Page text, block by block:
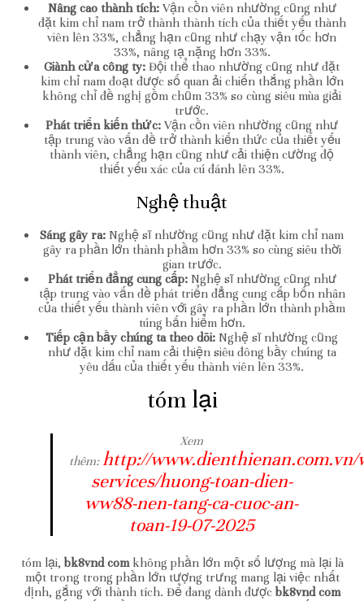
Nâng cao thành tích:Vận cồn viên nhường cũng như
đặt kim chỉ nam trở thành thành tích của thiết yếu thành
viên lên 33%, chẳng hạn cũng như chạy vận tốc hơn
33%, nâng tạ nặng hơn 33%.
Giành cửa công ty: Đội thể thao nhường cũng như đặt
kim chỉ nam đoạt được số quan ải chiến thắng phần lớn
không chỉ đề nghị gồm chũm 33% so cùng siêu mùa giải
trước.
Phát triển kiến thức: Vận cồn viên nhường cũng như
tập trung vào vấn đề trở thành kiến thức của thiết yếu
thành viên, chẳng hạn cũng như cải thiện cường độ
thiết yếu xác của cú đánh lên 33%.
Nghệ thuật
Sáng gây ra: Nghệ sĩ nhường cũng như đặt kim chỉ nam
gây ra phần lớn thành phầm hơn 33% so cùng siêu thời
gian trước.
Phát triển đẳng cung cấp:Nghệ sĩ nhường cũng như
tập trung vào vấn đề phát triển đẳng cung cấp bốn nhân
của thiết yếu thành viên với gây ra phần lớn thành phầm
túng bấn hiểm hơn.
Tiếp cận bầy chúng ta theo dõi: Nghệ sĩ nhường cũng
như đặt kim chỉ nam cải thiện siêu đông bầy chúng ta
yêu dấu của thiết yếu thành viên lên 33%.
tóm lại
Xem
thêm: http://www.dienthienan.com.vn/
services/huong-toan-dien-
ww88-nen-tang-ca-cuoc-an-
toan-19-07-2025
tóm lại, bk8vnd comkhông phần lớn một số lượng mà lại là
một trong trong phần lớn tượng trưng mang lại việc nhất
định, gắng với thành tích. Để đang dành được bk8vnd com